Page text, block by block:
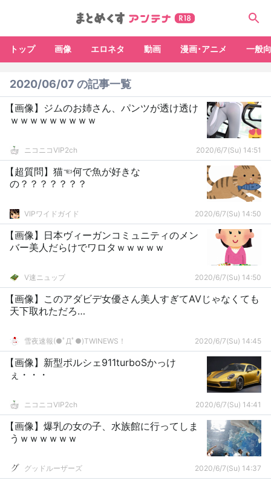
トップ 画像 エロネタ 動画 漫画･アニメ 一般
2020/06/07 の記事一覧
【画像】ジムのお姉さん、パンツが透け透け
ｗｗｗｗｗｗｗｗｗ
ニコニコVIP2ch 2020/6/7(Su) 14:51
【超質問】猫☜何で魚が好きな
の？？？？？？？
VIPワイドガイド 2020/6/7(Su) 14:50
【画像】日本ヴィーガンコミュニティのメン
バー美人だらけでワロタｗｗｗｗｗ
V速ニュップ 2020/6/7(Su) 14:50
【画像】このアダビデ女優さん美人すぎてAVじゃなくても
天下取れただろ…
雪夜速報(●ﾟДﾟ●)TWINEWS！ 2020/6/7(Su) 14:45
【画像】新型ポルシェ911turboSかっけ
ぇ・・・
ニコニコVIP2ch 2020/6/7(Su) 14:41
【画像】爆乳の女の子、水族館に行ってしま
うｗｗｗｗｗｗ
グッドルーザーズ 2020/6/7(Su) 14:37